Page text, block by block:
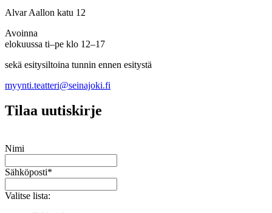
Alvar Aallon katu 12
Avoinna
elokuussa ti–pe klo 12–17
sekä esitysiltoina tunnin ennen esitystä
myynti.teatteri@seinajoki.fi
Tilaa uutiskirje
Nimi
Sähköposti*
Valitse lista: